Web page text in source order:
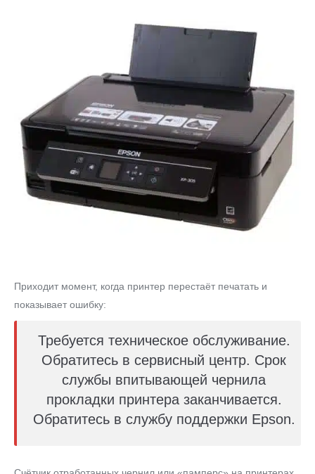
Приходит момент, когда принтер перестаёт печатать и
показывает ошибку:
Требуется техническое обслуживание.
Обратитесь в сервисный центр. Срок
службы впитывающей чернила
прокладки принтера заканчивается.
Обратитесь в службу поддержки Epson.